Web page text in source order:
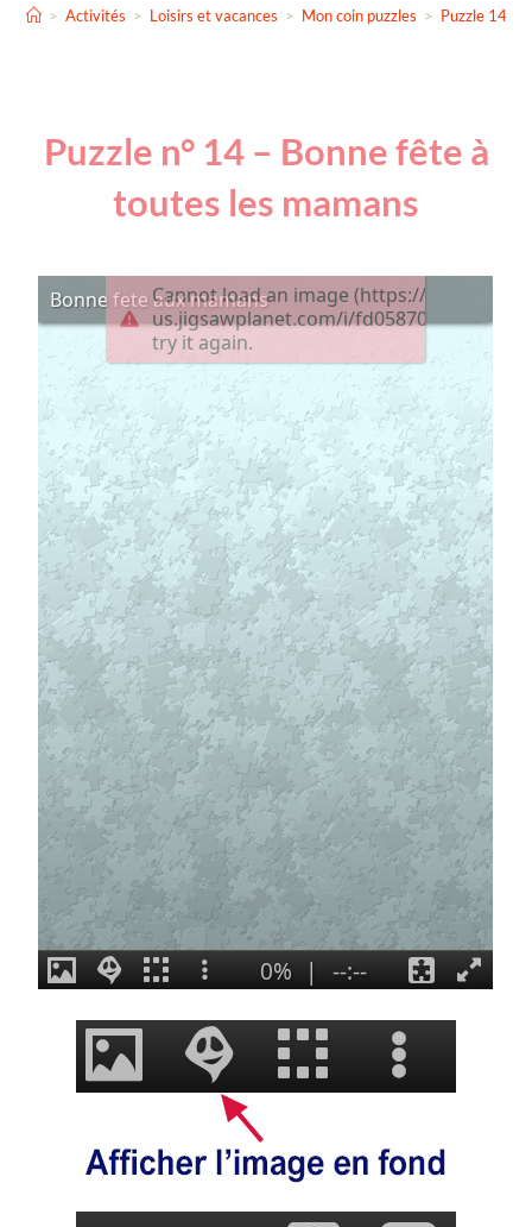
> Activités > Loisirs et vacances > Mon coin puzzles > Puzzle 14 –
Puzzle n° 14 – Bonne fête à
toutes les mamans